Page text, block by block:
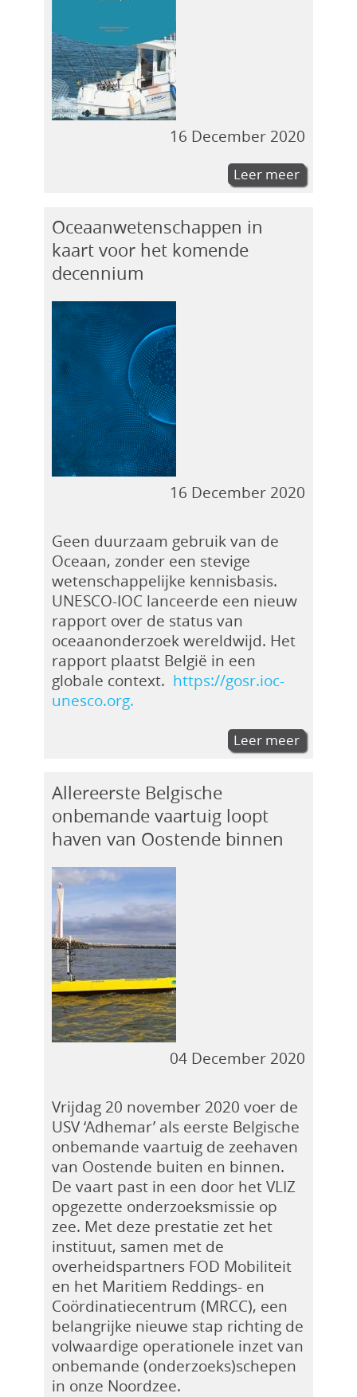
16 December 2020
Leer meer
Oceaanwetenschappen in
kaart voor het komende
decennium
16 December 2020
Geen duurzaam gebruik van de
Oceaan, zonder een stevige
wetenschappelijke kennisbasis.
UNESCO-IOC lanceerde een nieuw
rapport over de status van
oceaanonderzoek wereldwijd. Het
rapport plaatst België in een
globale context. https://gosr.ioc-
unesco.org.
Leer meer
Allereerste Belgische
onbemande vaartuig loopt
haven van Oostende binnen
04 December 2020
Vrijdag 20 november 2020 voer de
USV ‘Adhemar’ als eerste Belgische
onbemande vaartuig de zeehaven
van Oostende buiten en binnen.
De vaart past in een door het VLIZ
opgezette onderzoeksmissie op
zee. Met deze prestatie zet het
instituut, samen met de
overheidspartners FOD Mobiliteit
en het Maritiem Reddings- en
Coördinatiecentrum (MRCC), een
belangrijke nieuwe stap richting de
volwaardige operationele inzet van
onbemande (onderzoeks)schepen
in onze Noordzee.